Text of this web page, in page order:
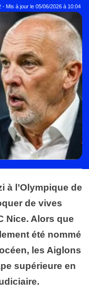
- Mis à jour le 05/06/2026 à 10:04
à l’Olympique de
de vives
Nice. Alors que
été nommé
les Aiglons
supérieure en